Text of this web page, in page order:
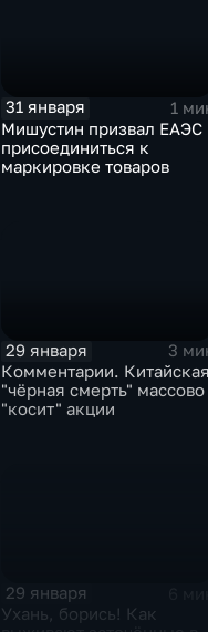
31 января
1
Мишустин призвал ЕАЭС
присоединиться к
маркировке товаров
29 января
3
Комментарии. Китайская
"чёрная смерть" массово
"косит" акции
29 января
Ухань, борись! Как